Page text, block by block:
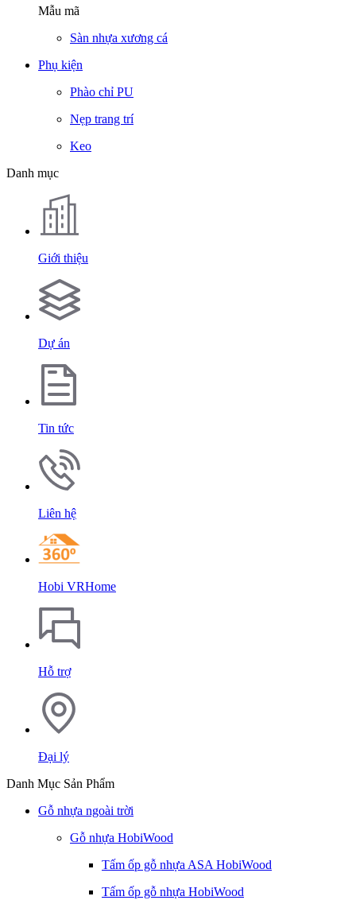
Mẫu mã
Sàn nhựa xương cá
Phụ kiện
Phào chỉ PU
Nẹp trang trí
Keo
Danh mục
Giới thiệu
Dự án
Tin tức
Liên hệ
Hobi VRHome
Hỗ trợ
Đại lý
Danh Mục Sản Phẩm
Gỗ nhựa ngoài trời
Gỗ nhựa HobiWood
Tấm ốp gỗ nhựa ASA HobiWood
Tấm ốp gỗ nhựa HobiWood